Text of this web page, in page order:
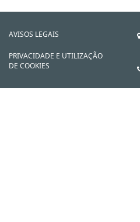
AVISOS LEGAIS
PRIVACIDADE E UTILIZAÇÃO
DE COOKIES